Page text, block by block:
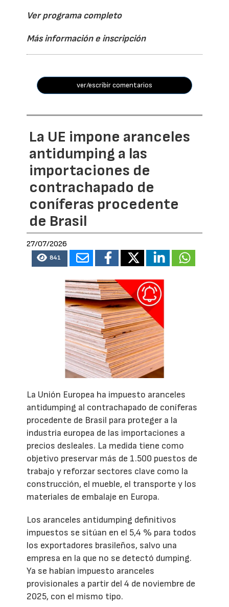
Ver programa completo
Más información e inscripción
ver/escribir comentarios
La UE impone aranceles
antidumping a las
importaciones de
contrachapado de
coníferas procedente
de Brasil
27/07/2026
841
La Unión Europea ha impuesto aranceles
antidumping al contrachapado de coníferas
procedente de Brasil para proteger a la
industria europea de las importaciones a
precios desleales. La medida tiene como
objetivo preservar más de 1.500 puestos de
trabajo y reforzar sectores clave como la
construcción, el mueble, el transporte y los
materiales de embalaje en Europa.
Los aranceles antidumping definitivos
impuestos se sitúan en el 5,4 % para todos
los exportadores brasileños, salvo una
empresa en la que no se detectó dumping.
Ya se habían impuesto aranceles
provisionales a partir del 4 de noviembre de
2025, con el mismo tipo.